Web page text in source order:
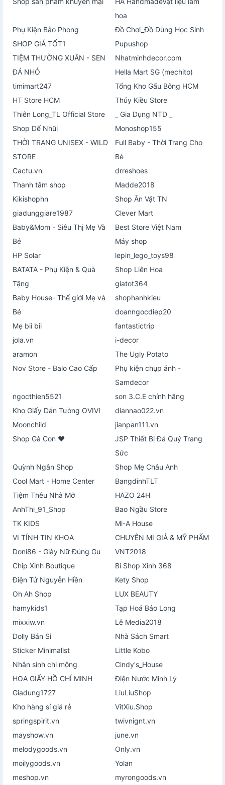
hoa
Phụ Kiện Bảo Phong
Đồ Chơi_Đồ Dùng Học Sinh
SHOP GIÁ TỐT1
Pupushop
TIỆM THƯỜNG XUÂN - SEN
ĐÁ NHỎ
Nhatminhdecor.com
Hella Mart SG (mechito)
timimart247
Tổng Kho Gấu Bông HCM
HT Store HCM
Thúy Kiều Store
Thiên Long_TL Official Store
_ Gia Dụng NTD _
Shop Dế Nhũi
Monoshop155
THỜI TRANG UNISEX - WILD
STORE
Full Baby - Thời Trang Cho
Bé
Cactu.vn
drreshoes
Thanh tâm shop
Madde2018
Kikishophn
Shop Ăn Vặt TN
giadunggiare1987
Clever Mart
Baby&Mom - Siêu Thị Mẹ Và
Bé
Best Store Việt Nam
Máy shop
HP Solar
lepin_lego_toys98
BATATA - Phụ Kiện & Quà
Tặng
Shop Liên Hoa
giatot364
Baby House- Thế giới Mẹ và
Bé
shophanhkieu
doanngocdiep20
Mẹ bii bii
fantastictrip
jola.vn
i-decor
aramon
The Ugly Potato
Nov Store - Balo Cao Cấp
Phụ kiện chụp ảnh -
Samdecor
ngocthien5521
son 3.C.E chính hãng
Kho Giấy Dán Tường OVIVI
diannao022.vn
Moonchild
jianpan111.vn
Shop Gà Con ♥
JSP Thiết Bị Đá Quý Trang
Sức
Quỳnh Ngân Shop
Shop Mẹ Châu Anh
Cool Mart - Home Center
BangdinhTLT
Tiệm Thêu Nhà Mỡ
HAZO 24H
AnhThi_91_Shop
Bao Ngầu Store
TK KIDS
Mi-A House
VI TÍNH TIN KHOA
CHUYÊN MI GIẢ & MỸ PHẨM
Doni86 - Giày Nữ Đúng Gu
VNT2018
Chip Xinh Boutique
Bi Shop Xinh 368
Điện Tử Nguyễn Hiền
Kety Shop
Oh Ah Shop
LUX BEAUTY
hamykids1
Tạp Hoá Bảo Long
mixxiw.vn
Lê Media2018
Dolly Bán Sỉ
Nhà Sách Smart
Sticker Minimalist
Little Kobo
Nhân sinh chi mộng
Cindy's_House
HOA GIẤY HỒ CHÍ MINH
Điện Nước Minh Lý
Giadung1727
LiuLiuShop
Kho hàng sỉ giá rẻ
VitXiu.Shop
springspirit.vn
twivnignt.vn
mayshow.vn
june.vn
melodygoods.vn
Only.vn
moilygoods.vn
Yolan
meshop.vn
myrongoods.vn